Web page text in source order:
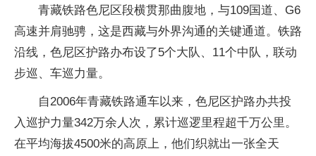
青藏铁路色尼区段横贯那曲腹地，与109国道、G6
高速并肩驰骋，这是西藏与外界沟通的关键通道。铁路
沿线，色尼区护路办布设了5个大队、11个中队，联动
步巡、车巡力量。
自2006年青藏铁路通车以来，色尼区护路办共投
入巡护力量342万余人次，累计巡逻里程超千万公里。
在平均海拔4500米的高原上，他们织就出一张全天